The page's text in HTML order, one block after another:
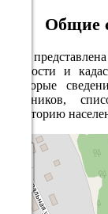
Общие
Ниже
местности и
некоторые
источников,
территорию